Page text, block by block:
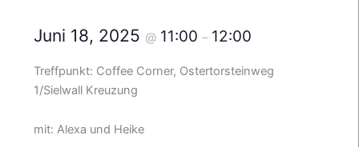
Juni 18, 2025 @ 11:00– 12:00
Treffpunkt: Coffee Corner, Ostertorsteinweg
1/Sielwall Kreuzung
mit: Alexa und Heike